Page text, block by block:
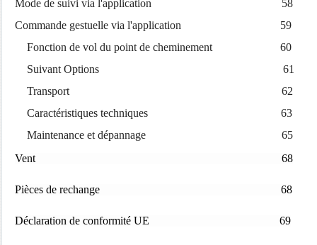
Mode de suivi via l'application 58
Commande gestuelle via l'application 59
Fonction de vol du point de cheminement 60
Suivant Options 61
Transport 62
Caractéristiques techniques 63
Maintenance et dépannage 65
Vent 68
Pièces de rechange 68
Déclaration de conformité UE 69